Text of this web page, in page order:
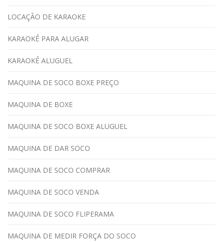
LOCAÇÃO DE KARAOKE
KARAOKÊ PARA ALUGAR
KARAOKÊ ALUGUEL
MAQUINA DE SOCO BOXE PREÇO
MAQUINA DE BOXE
MAQUINA DE SOCO BOXE ALUGUEL
MAQUINA DE DAR SOCO
MAQUINA DE SOCO COMPRAR
MAQUINA DE SOCO VENDA
MAQUINA DE SOCO FLIPERAMA
MAQUINA DE MEDIR FORÇA DO SOCO